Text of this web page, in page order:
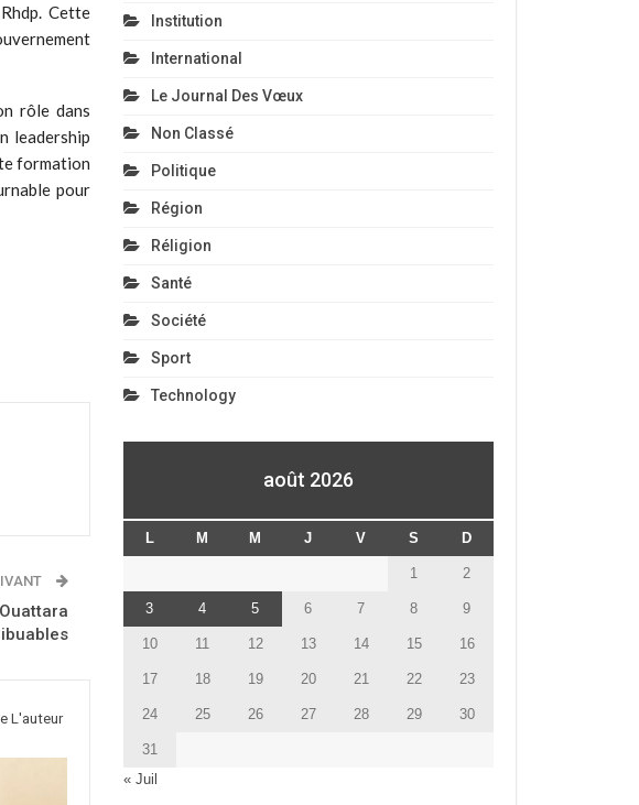
Cette
rôle dans
leadership
formation
pour
L'auteur
Institution
International
Le Journal Des Vœux
Non Classé
Politique
Région
Réligion
Santé
Société
Sport
Technology
août 2026
L M M J V S D
1 2
3 4 5 6 7 8 9
10 11 12 13 14 15 16
17 18 19 20 21 22 23
24 25 26 27 28 29 30
31
« Juil